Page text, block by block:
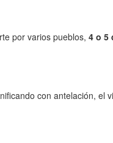
por varios pueblos, 4 o 5
con antelación, el